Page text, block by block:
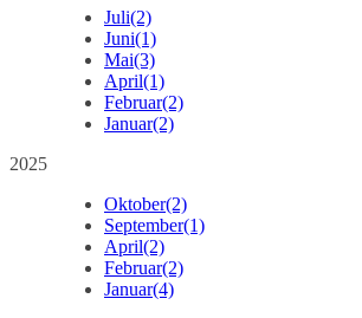
Juli(2)
Juni(1)
Mai(3)
April(1)
Februar(2)
Januar(2)
2025
Oktober(2)
September(1)
April(2)
Februar(2)
Januar(4)